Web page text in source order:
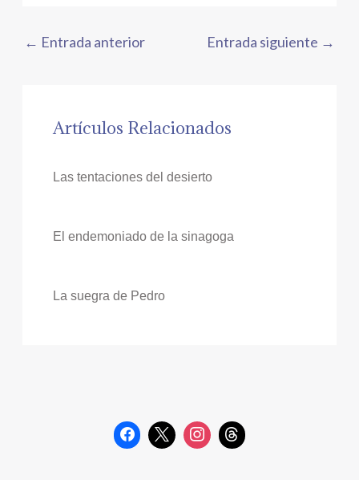
← Entrada anterior Entrada siguiente →
Artículos Relacionados
Las tentaciones del desierto
El endemoniado de la sinagoga
La suegra de Pedro